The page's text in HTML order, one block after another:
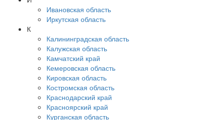
Ивановская область
Иркутская область
К
Калининградская область
Калужская область
Камчатский край
Кемеровская область
Кировская область
Костромская область
Краснодарский край
Красноярский край
Курганская область